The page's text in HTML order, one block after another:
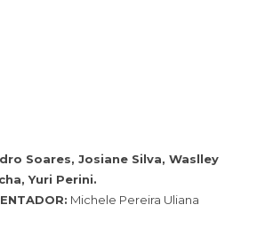
Soares, Josiane Silva, Waslley
Yuri Perini.
Michele Pereira Uliana